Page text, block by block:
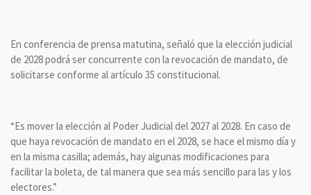
En conferencia de prensa matutina, señaló que la elección judicial
de 2028 podrá ser concurrente con la revocación de mandato, de
solicitarse conforme al artículo 35 constitucional.
“Es mover la elección al Poder Judicial del 2027 al 2028. En caso de
que haya revocación de mandato en el 2028, se hace el mismo día y
en la misma casilla; además, hay algunas modificaciones para
facilitar la boleta, de tal manera que sea más sencillo para las y los
electores.”